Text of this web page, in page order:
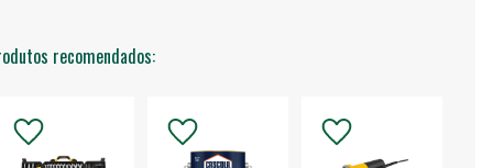
recomendados: